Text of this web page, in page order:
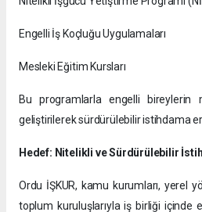
Engelli İş Koçluğu Uygulamaları
Mesleki Eğitim Kursları
Bu programlarla engelli bireylerin
geliştirilerek sürdürülebilir istihdama
Hedef: Nitelikli ve Sürdürülebilir
Ordu İŞKUR, kamu kurumları, yerel
toplum kuruluşlarıyla iş birliği içinde